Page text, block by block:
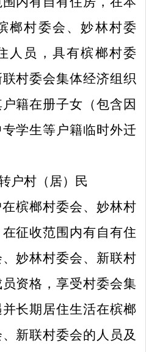
榔村委会 、妙林村委
人员，具有槟榔村委
联村委会集体经济组织
籍在册子女（包含 因
学生等户籍临时外迁
户村（ 居）
民
在槟榔村委会、 妙林村
在征收范围内有自有住
、妙林村委会、 新联村
资格，享受村委会集
并长期居住生活在槟榔
新联村委会的人员及